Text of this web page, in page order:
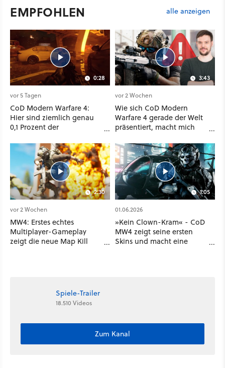
EMPFOHLEN alle anzeigen
0:28
vor 5 Tagen
CoD Modern Warfare 4:
Hier sind ziemlich genau
0,1 Prozent der
3:43
vor 2 Wochen
Wie sich CoD Modern
Warfare 4 gerade der Welt
präsentiert, macht mich
2:30
vor 2 Wochen
MW4: Erstes echtes
Multiplayer-Gameplay
zeigt die neue Map Kill
1:05
01.06.2026
»Kein Clown-Kram« - CoD
MW4 zeigt seine ersten
Skins und macht eine
Spiele-Trailer
18.510 Videos
Zum Kanal